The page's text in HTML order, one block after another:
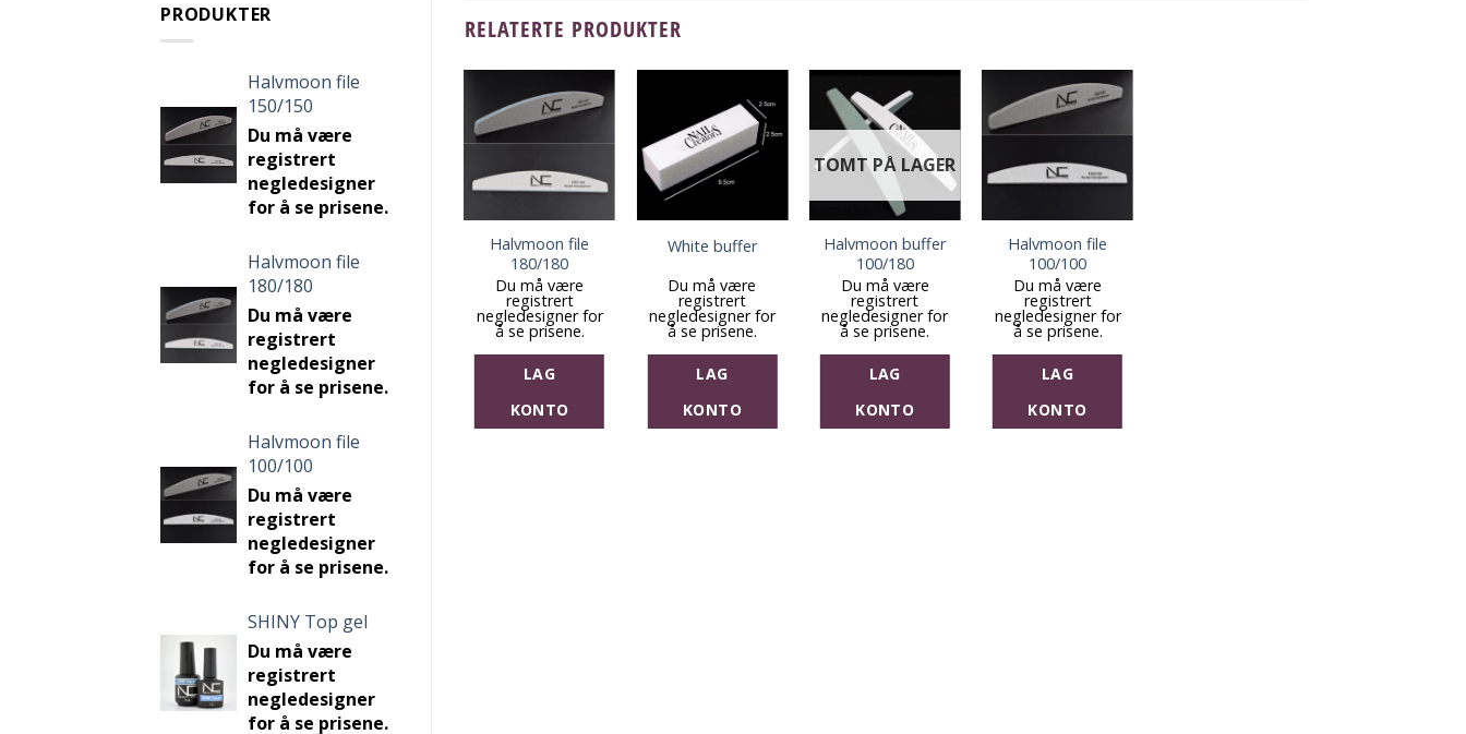
PRODUKTER
Halvmoon file
150/150
Du må være
registrert
negledesigner
for å se prisene.
Halvmoon file
180/180
Du må være
registrert
negledesigner
for å se prisene.
Halvmoon file
100/100
Du må være
registrert
negledesigner
for å se prisene.
SHINY Top gel
Du må være
registrert
negledesigner
for å se prisene.
RELATERTE PRODUKTER
Halvmoon file
180/180
Du må være
registrert
negledesigner for
å se prisene.
LAG
KONTO
White buffer
Du må være
registrert
negledesigner for
å se prisene.
LAG
KONTO
TOMT PÅ LAGER
Halvmoon buffer
100/180
Du må være
registrert
negledesigner for
å se prisene.
LAG
KONTO
Halvmoon file
100/100
Du må være
registrert
negledesigner for
å se prisene.
LAG
KONTO